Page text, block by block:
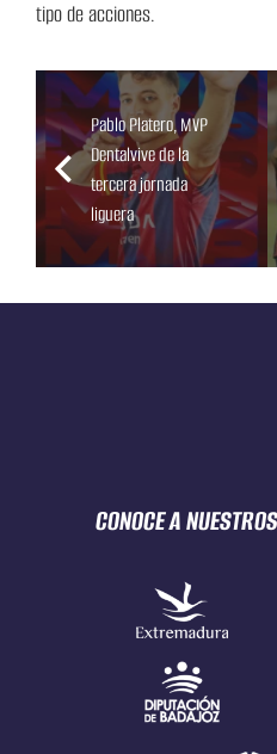
tipo de acciones.
Pablo Platero, MVP
Dentalvive de la
tercera jornada
liguera
CONOCE A NUESTROS